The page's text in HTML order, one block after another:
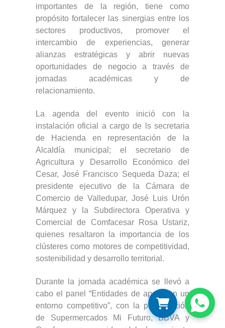
importantes de la región, tiene como
propósito fortalecer las sinergias entre los
sectores productivos, promover el
intercambio de experiencias, generar
alianzas estratégicas y abrir nuevas
oportunidades de negocio a través de
jornadas académicas y de
relacionamiento.
La agenda del evento inició con la
instalación oficial a cargo de ls secretaria
de Hacienda en representación de la
Alcaldía municipal; el secretario de
Agricultura y Desarrollo Económico del
Cesar, José Francisco Sequeda Daza; el
presidente ejecutivo de la Cámara de
Comercio de Valledupar, José Luis Urón
Márquez y la Subdirectora Operativa y
Comercial de Comfacesar Rosa Ustariz,
quienes resaltaron la importancia de los
clústeres como motores de competitividad,
sostenibilidad y desarrollo territorial.
Durante la jornada académica se llevó a
cabo el panel “Entidades de apoyo en un
entorno competitivo”, con la participación
de Supermercados Mi Futuro, BBVA y